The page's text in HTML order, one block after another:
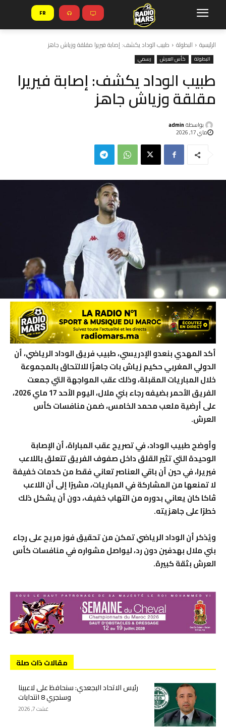
FR
الرئيسية البطولة طبيب الوداد يكشف: إصابة فيريرا مقلقة وزياش جاهز
البطولة كأس العرش رسمي
طبيب الوداد يكشف: إصابة فيريرا
مقلقة وزياش جاهز
بواسطةadmin
ماي 17, 2026
أكد المهدي بنعدو الإدريسي، طبيب فريق الوداد الرياضي، أن
الدولي المغربي حكيم زياش بات جاهزًا للالتحاق بالمجموعة
خلال المباريات المقبلة، وذلك عقب المواجهة التي جمعت
الفريق الأحمر بضيفه رجاء بني ملال، اليوم الأحد 17 ماي 2026،
على أرضية ملعب محمد الخامس، ضمن منافسات كأس
العرش.
وأوضح طبيب الوداد، في تصريح عقب المباراة، أن الإصابة
الوحيدة التي تثير القلق داخل صفوف الفريق تتعلق باللاعب
فيريرا، في حين أن باقي العناصر تعاني فقط من كدمات خفيفة
لا تمنعها من المشاركة في المباريات، مشيرًا إلى أن اللاعب
ڤاكا كان يعاني بدوره من التهاب خفيف، دون أن يشكل ذلك
خطرًا على جاهزيته.
ويُذكر أن الوداد الرياضي تمكن من تحقيق فوز مريح على رجاء
بني ملال بهدفين دون رد، ليواصل مشواره في منافسات كأس
العرش بثقة كبيرة.
مقالات ذات صلة
رئيس الاتحاد البجعدي: سنحافظ على لاعبينا
وسنجري 8 انتدابات
غشت 7, 2026